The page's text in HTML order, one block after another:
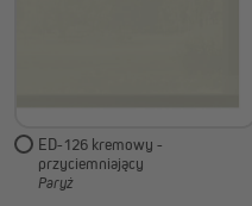
ED-126 kremowy -
przyciemniający
Paryż